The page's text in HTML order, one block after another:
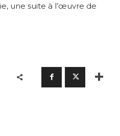
une suite à l’œuvre de